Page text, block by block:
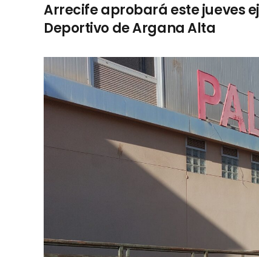
Arrecife aprobará este jueves
Deportivo de Argana Alta